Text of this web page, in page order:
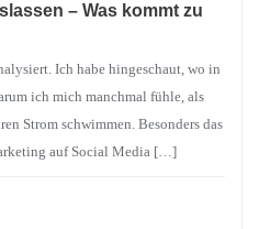
– Was kommt zu
Ich habe hingeschaut, wo in
ich mich manchmal fühle, als
Strom schwimmen. Besonders das
auf Social Media […]